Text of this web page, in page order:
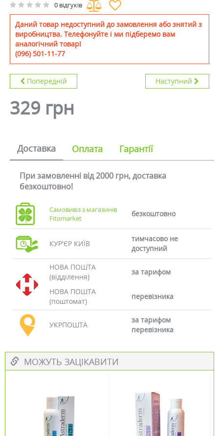
0 відгуків
Даний товар недоступний до замовлення або знятий з
виробництва. Телефонуйте і ми підберемо вам
аналогічний товар!
(096) 501-11-77
Попередній Наступний
329 грн
Доставка Оплата Гарантії
При замовленні від 2000 грн, доставка
безкоштовно!
Самовивіз з магазинів
Fitomarket
безкоштовно
КУР'ЄР КИЇВ
тимчасово не
доступний
НОВА ПОШТА
(відділення)
за тарифом
НОВА ПОШТА
(поштомат)
перевізника
УКРПОШТА
за тарифом
перевізника
МОЖУТЬ ЗАЦІКАВИТИ